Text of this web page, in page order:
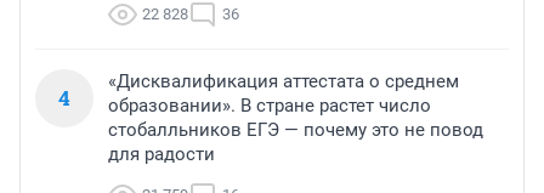
22 828 36
4
«Дисквалификация аттестата о среднем
образовании». В стране растет число
стобалльников ЕГЭ — почему это не повод
для радости